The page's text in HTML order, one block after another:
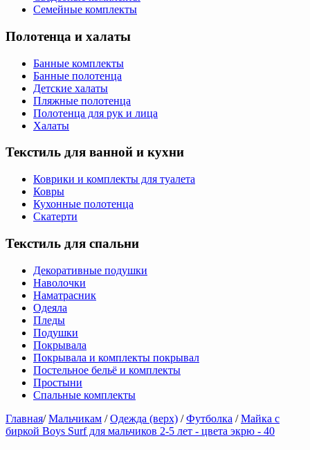
Семейные комплекты
Полотенца и халаты
Банные комплекты
Банные полотенца
Детские халаты
Пляжные полотенца
Полотенца для рук и лица
Халаты
Текстиль для ванной и кухни
Коврики и комплекты для туалета
Ковры
Кухонные полотенца
Скатерти
Текстиль для спальни
Декоративные подушки
Наволочки
Наматрасник
Одеяла
Пледы
Подушки
Покрывала
Покрывала и комплекты покрывал
Постельное бельё и комплекты
Простыни
Спальные комплекты
Главная/ Мальчикам / Одежда (верх) / Футболка / Майка с
биркой Boys Surf для мальчиков 2-5 лет - цвета экрю - 40